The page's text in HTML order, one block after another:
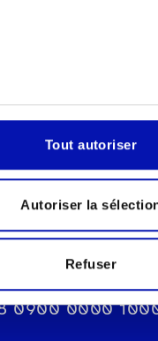
Tout autoriser
Autoriser la
Refuser
suisse des
romand
88b
0900 0000